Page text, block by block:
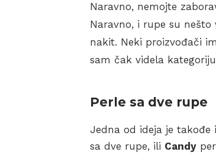
Naravno, nemojte
Naravno, i rupe su
nakit. Neki proizvođači
sam čak videla kategoriju
Perle sa dve rupe
Jedna od ideja je
sa dve rupe, ili Candy